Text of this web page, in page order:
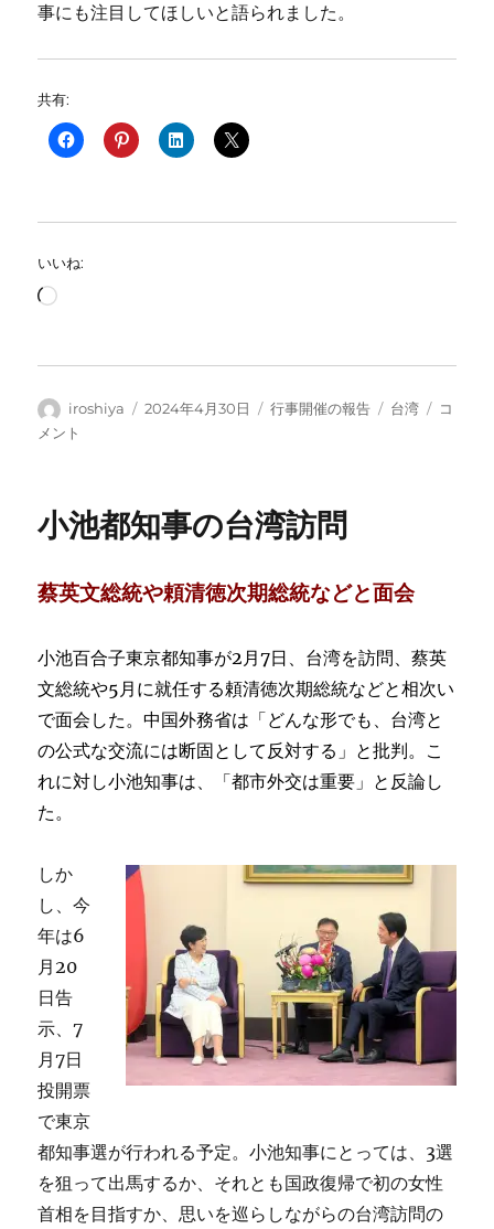
事にも注目してほしいと語られました。
共有:
いいね:
読
中…
投
稿
iroshiya
投
2024年4月30日
カ
行事開催の報告
タ
台湾
学
こ
さ
な
い
開
コ
メント
小池都知事の台湾訪問
蔡英文総統や頼清徳次期総統などと面会
小池百合子東京都知事が2月7日、台湾を訪問、蔡英
文総統や5月に就任する頼清徳次期総統などと相次い
で面会した。中国外務省は「どんな形でも、台湾と
の公式な交流には断固として反対する」と批判。こ
れに対し小池知事は、「都市外交は重要」と反論し
た。
しか
し、今
年は6
月20
日告
示、7
月7日
投開票
で東京
都知事選が行われる予定。小池知事にとっては、3選
を狙って出馬するか、それとも国政復帰で初の女性
首相を目指すか、思いを巡らしながらの台湾訪問の